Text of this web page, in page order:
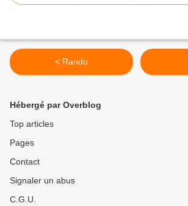
< Rando
Hébergé par Overblog
Top articles
Pages
Contact
Signaler un abus
C.G.U.